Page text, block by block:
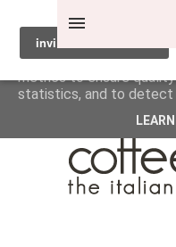
This site uses cookies
and to analyze traffic.
shared with Google
metrics to ensure
statistics, and to detect